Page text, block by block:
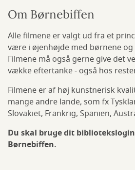
Om Børnebiffen
Alle filmene er valgt ud fra et
være i øjenhøjde med børnene og
Filmene må også gerne give det
vække eftertanke - også hos
Filmene er af høj kunstnerisk
mange andre lande, som fx
Slovakiet, Frankrig, Spanien,
Du skal bruge dit
Børnebiffen.